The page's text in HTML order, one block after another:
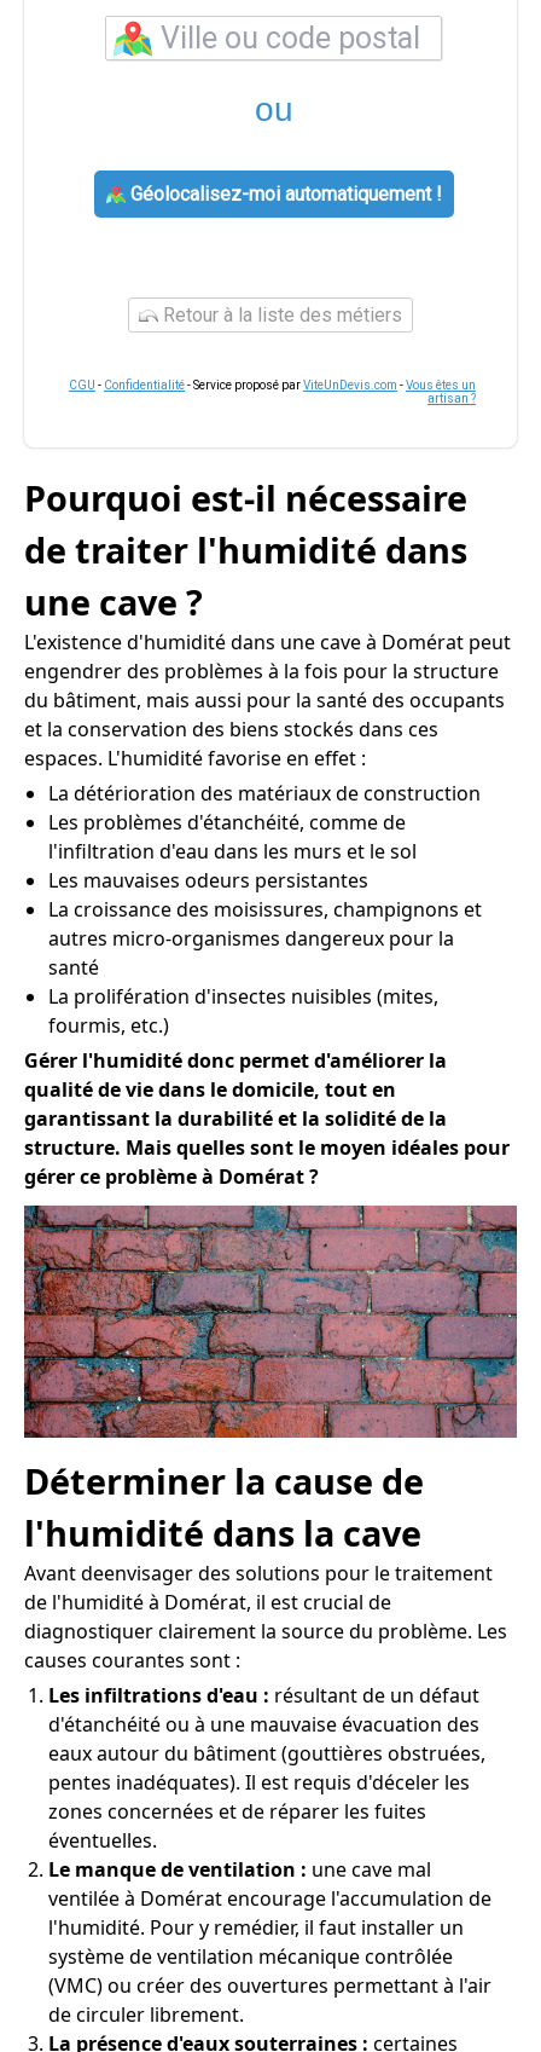
ou
Géolocalisez-moi automatiquement !
Retour à la liste des métiers
CGU - Confidentialité- Service proposé parViteUnDevis.com -Vous êtes un
artisan ?
Pourquoi est-il nécessaire
de traiter l'humidité dans
une cave ?
L'existence d'humidité dans une cave à Domérat peut
engendrer des problèmes à la fois pour la structure
du bâtiment, mais aussi pour la santé des occupants
et la conservation des biens stockés dans ces
espaces. L'humidité favorise en effet :
La détérioration des matériaux de construction
Les problèmes d'étanchéité, comme de
l'infiltration d'eau dans les murs et le sol
Les mauvaises odeurs persistantes
La croissance des moisissures, champignons et
autres micro-organismes dangereux pour la
santé
La prolifération d'insectes nuisibles (mites,
fourmis, etc.)
Gérer l'humidité donc permet d'améliorer la
qualité de vie dans le domicile, tout en
garantissant la durabilité et la solidité de la
structure. Mais quelles sont le moyen idéales pour
gérer ce problème à Domérat ?
Déterminer la cause de
l'humidité dans la cave
Avant deenvisager des solutions pour le traitement
de l'humidité à Domérat, il est crucial de
diagnostiquer clairement la source du problème. Les
causes courantes sont :
Les infiltrations d'eau : résultant de un défaut
d'étanchéité ou à une mauvaise évacuation des
eaux autour du bâtiment (gouttières obstruées,
pentes inadéquates). Il est requis d'déceler les
zones concernées et de réparer les fuites
éventuelles.
Le manque de ventilation : une cave mal
ventilée à Domérat encourage l'accumulation de
l'humidité. Pour y remédier, il faut installer un
système de ventilation mécanique contrôlée
(VMC) ou créer des ouvertures permettant à l'air
de circuler librement.
La présence d'eaux souterraines : certaines